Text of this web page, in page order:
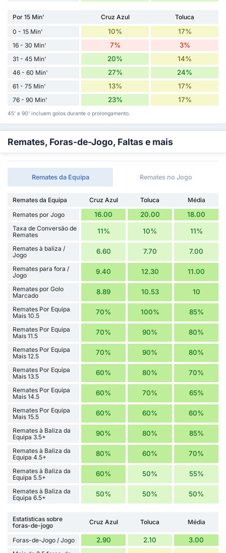
Por 15 Min' Cruz Azul
Toluca
0 - 15 Min'
10% 17%
16 - 30 Min' 7% 3%
31 - 45 Min' 20% 14%
46 - 60 Min' 27% 24%
61 - 75 Min' 13% 17%
76 - 90 Min' 23% 17%
45' e 90' incluem golos durante o prolongamento.
Remates, Foras-de-Jogo, Faltas e mais
Remates da Equipa Remates no Jogo
Remates da Equipa Cruz Azul Toluca
Média
Remates por Jogo
16.00 20.00 18.00
Taxa de Conversão de
Remates
11% 10% 11%
Remates à baliza /
Jogo
6.60 7.70 7.00
Remates para fora /
Jogo
9.40 12.30 11.00
Remates por Golo
Marcado
8.89 10.53 10
Remates Por Equipa
Mais 10.5
70% 100% 85%
Remates Por Equipa
Mais 11.5
70% 90% 80%
Remates Por Equipa
Mais 12.5
70% 90% 80%
Remates Por Equipa
Mais 13.5
60% 80% 70%
Remates Por Equipa
Mais 14.5
60% 70% 65%
Remates Por Equipa
Mais 15.5
60% 60% 60%
Remates à Baliza da
Equipa 3.5+
90% 80% 85%
Remates à Baliza da
Equipa 4.5+
80% 60% 70%
Remates à Baliza da
Equipa 5.5+
60% 50% 55%
Remates à Baliza da
Equipa 6.5+
50% 50% 50%
Estatísticas sobre
foras-de-jogo
Cruz Azul Toluca Média
Foras-de-Jogo / Jogo 2.90 2.10 3.00